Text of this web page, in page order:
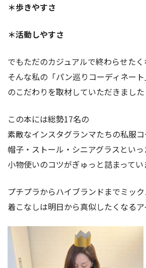
＊歩きやすさ
＊活動しやすさ
でもただのカジュアルで終わらせた
そんな私の「パン巡りコーディネート
のこだわりを取材していただきました
この本には総勢17名の
素敵なインスタグランマたちの私服
帽子・ストール・シニアグラスといっ
小物使いのコツがぎゅっと詰まってい
プチプラからハイブランドまでミッ
着こなしは明日から真似したくなるア